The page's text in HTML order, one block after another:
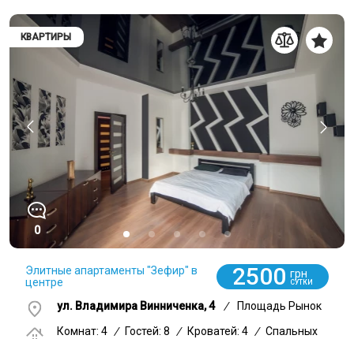
КВАРТИРЫ
0
Элитные апартаменты "Зефир" в
центре
2500 грн
СУТКИ
ул. Владимира Винниченка, 4 /
Площадь Рынок
Комнат: 4 / Гостей: 8 / Кроватей: 4 / Спальных